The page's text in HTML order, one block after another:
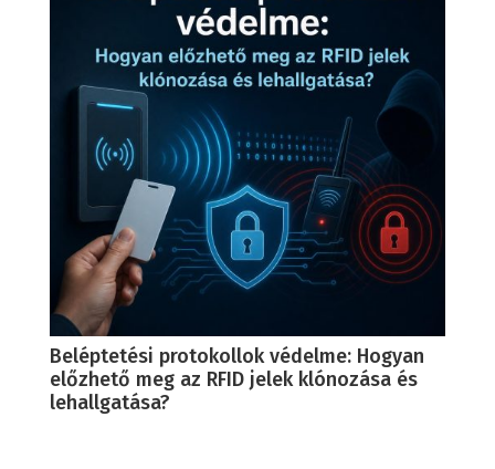
Beléptetési protokollok védelme: Hogyan
előzhető meg az RFID jelek klónozása és
lehallgatása?